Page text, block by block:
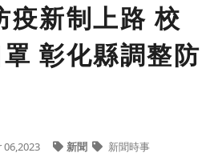
疫新制上路 校
彰化縣調整防
06,2023 新聞 新聞時事